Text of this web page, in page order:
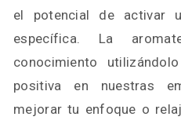
el potencial de activar
específica. La
conocimiento
positiva en nuestras
mejorar tu enfoque o